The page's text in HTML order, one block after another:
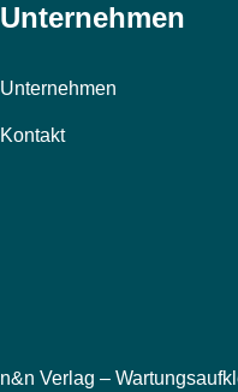
Unternehmen
Unternehmen
Kontakt
n&n Verlag –